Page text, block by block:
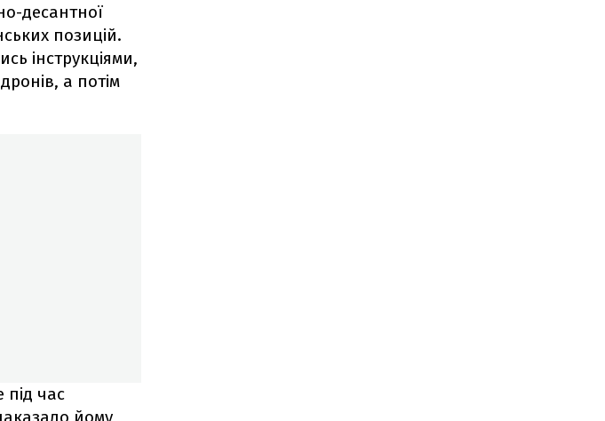
десантної
позицій.
інструкціями,
а потім
час
йому